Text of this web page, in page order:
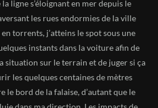
ligne s’éloignant en mer depuis le
les rues endormies de la ville
torrents, j’atteins le spot sous une
instants dans la voiture afin de
situation sur le terrain et de juger si ça
les quelques centaines de mètres
le bord de la falaise, d’autant que le